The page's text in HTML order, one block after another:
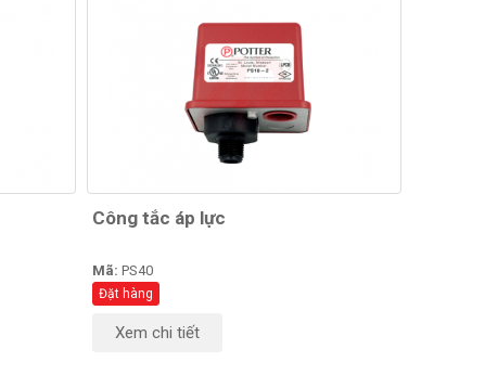
Công tắc áp lực
Mã: PS40
Đặt hàng
Xem chi tiết